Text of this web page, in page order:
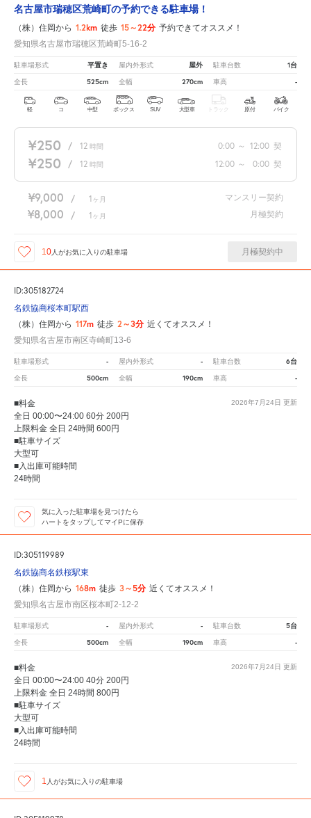
名古屋市瑞穂区荒崎町の予約できる駐車場！
（株）住岡から 1.2km 徒歩 15～22分 予約できてオススメ！
愛知県名古屋市瑞穂区荒崎町5-16-2
駐車場形式 平置き 屋内外形式 屋外 駐車台数 1台
全長 525cm 全幅 270cm 車高 -
軽 コ 中型 ボックス SUV 大型車 トラック 原付 バイク
¥250 / 12 時間 0:00 ～ 12:00 契
¥250 / 12 時間 12:00 ～ 0:00 契
¥9,000 / 1 ヶ月 マンスリー契約
¥8,000 / 1 ヶ月 月極契約
10人がお気に入りの駐車場 月極契約中
ID:305182724
名鉄協商桜本町駅西
（株）住岡から 117m 徒歩 2～3分 近くてオススメ！
愛知県名古屋市南区寺崎町13-6
駐車場形式 - 屋内外形式 - 駐車台数 6台
全長 500cm 全幅 190cm 車高 -
2026年7月24日 更新
■料金
全日 00:00〜24:00 60分 200円
上限料金 全日 24時間 600円
■駐車サイズ
大型可
■入出庫可能時間
24時間
気に入った駐車場を見つけたら
ハートをタップしてマイPに保存
ID:305119989
名鉄協商名鉄桜駅東
（株）住岡から 168m 徒歩 3～5分 近くてオススメ！
愛知県名古屋市南区桜本町2-12-2
駐車場形式 - 屋内外形式 - 駐車台数 5台
全長 500cm 全幅 190cm 車高 -
2026年7月24日 更新
■料金
全日 00:00〜24:00 40分 200円
上限料金 全日 24時間 800円
■駐車サイズ
大型可
■入出庫可能時間
24時間
1 人がお気に入りの駐車場